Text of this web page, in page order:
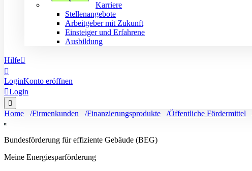
Karriere
Stellenangebote
Arbeitgeber mit Zukunft
Einsteiger und Erfahrene
Ausbildung
Hilfe

LoginKonto eröffnen
Login

Home Firmenkunden Finanzierungsprodukte Öffentliche Fördermittel
Bundesförderung für effiziente Gebäude (BEG)
Meine Energiesparförderung